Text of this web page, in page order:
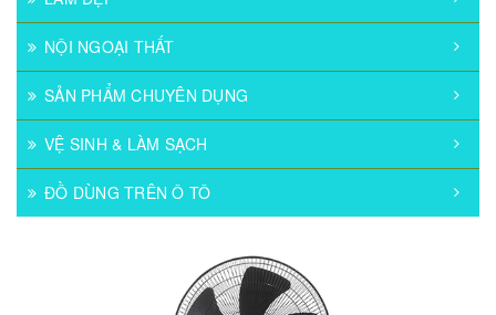
NỘI NGOẠI THẤT
SẢN PHẨM CHUYÊN DỤNG
VỆ SINH & LÀM SẠCH
ĐỒ DÙNG TRÊN Ô TÔ